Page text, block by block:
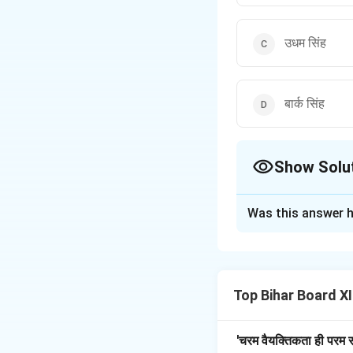
उधम सिंह
बार्क सिंह
Show
विचारों को अभिव्यक्त
करते हैं। यह पात्र
Was this answer
Top Bihar Board
'चरम वैयक्तिकता ही परम